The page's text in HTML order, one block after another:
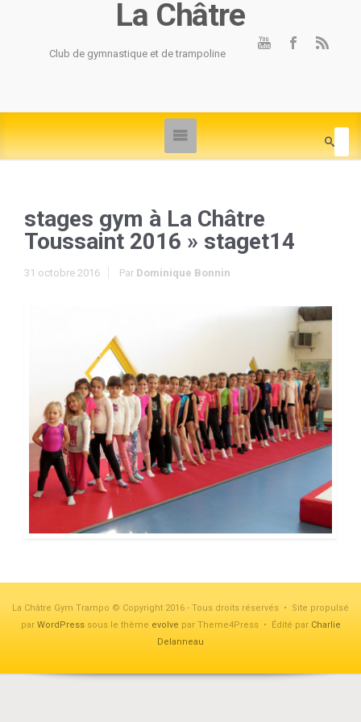
La Châtre
Club de gymnastique et de trampoline
stages gym à La Châtre
Toussaint 2016 » staget14
31 octobre 2016 Par Dominique Bonnin
La Châtre Gym Trampo © Copyright 2016 - Tous droits réservés • Site propulsé
par WordPresssous le thème evolve par Theme4Press • Édité par Charlie
Delanneau